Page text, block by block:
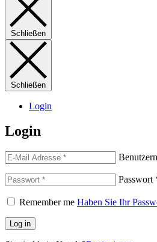
Schließen
Schließen
Login
Login
Passwort
Remember me Haben Sie Ihr
Log in